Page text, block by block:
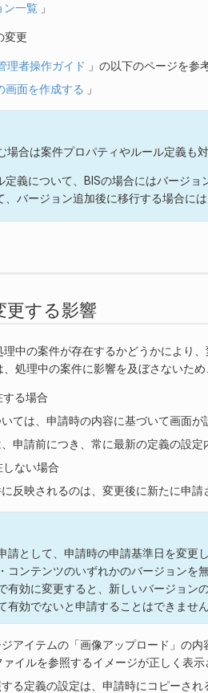
ン一覧 」
変更
理者操作ガイド 」の以下のページを参
画面を作成する 」
場合は案件プロパティやルール定義も
定義について、BISの場合にはバージ
、バージョン追加後に移行する場合に
更する影響
中の案件が存在するかどうかにより
処理中の案件に影響を及ぼさないた
る場合
ては、申請時の内容に基づいて画面
申請前につき、常に最新の定義の設
ない場合
反映されるのは、変更後に新たに申
請として、申請時の申請基準日を変更
コンテンツのいずれかのバージョンを
有効に変更すると、新しいバージョン
有効でないと申請することはできませ
アイテムの「画像アップロード」の
イルを参照するイメージが正しく表示
る定義の設定は、申請時にコピーさ